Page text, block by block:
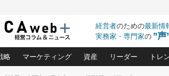
経営者のための最新情
実務家・専門家の ”声
略 マーケティング 資産 リーダー トレ